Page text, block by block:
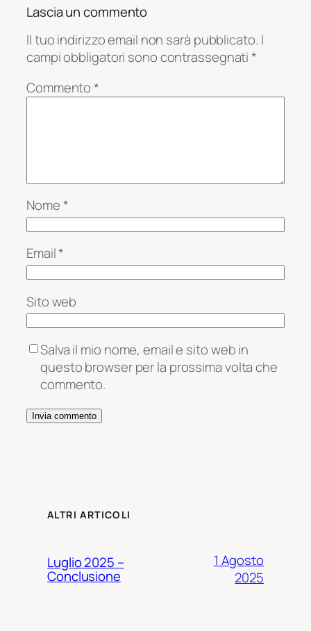
Lascia un commento
Il tuo indirizzo email non sarà pubblicato. I
campi obbligatori sono contrassegnati*
Commento*
Nome*
Email*
Sito web
Salva il mio nome, email e sito web in
questo browser per la prossima volta che
commento.
ALTRI ARTICOLI
Luglio 2025 –
Conclusione
1 Agosto
2025